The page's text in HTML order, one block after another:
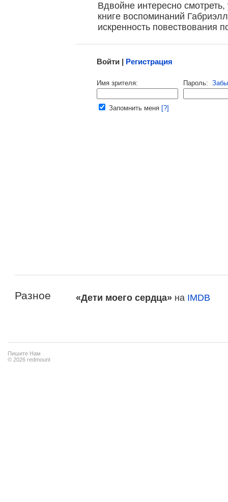
Вдвойне интересно
книге воспоминаний
искренность повествования
Малосодержательные и грубые отзывы нещадно
Войти | Регистрация
Имя зрителя: Пароль:
Запомнить меня [?]
Разное «Дети моего сердца» на IMDB
Пишите Нам
© 2026 redmount